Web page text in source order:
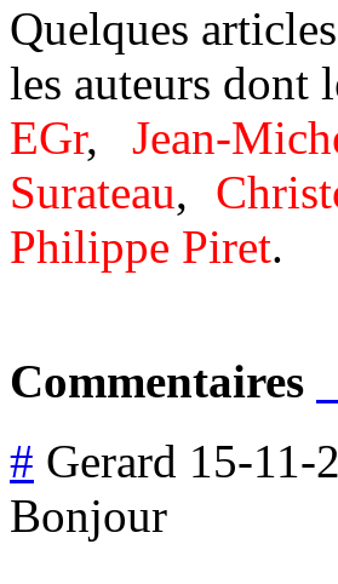
Quelques
les auteurs dont
EGr,Jean-
Surateau,
Philippe Piret.
Commentaires
# Gerard 15-11-
Bonjour